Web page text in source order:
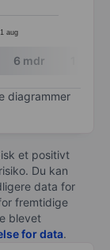
aug
6 mdr
diagrammer
et positivt
Du kan
data for
fremtidige
blevet
for data.